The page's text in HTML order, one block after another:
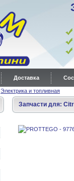
Доставка
Электрика и топливная
Запчасти для: